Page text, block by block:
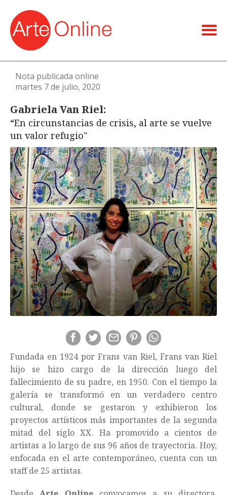
Nota publicada online
martes 7 de julio, 2020
Gabriela Van Riel:
“En circunstancias de crisis, al arte se vuelve
un valor refugio"
Fundada en 1924 por Frans van Riel, Frans van Riel
hijo se hizo cargo de la dirección luego del
fallecimiento de su padre, en 1950. Con el tiempo la
galería se transformó en un verdadero centro
cultural, donde se gestaron y exhibieron los
proyectos artísticos más importantes de la segunda
mitad del siglo XX. Ha promovido a cientos de
artistas a lo largo de sus 96 años de trayectoria. Hoy,
enfocada en el arte contemporáneo, cuenta con un
staff de 25 artistas.